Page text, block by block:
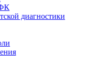
диагностики